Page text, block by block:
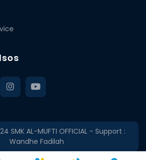
SMK AL-MUFTI OFFICIAL- Support :
Wandhe Fadilah